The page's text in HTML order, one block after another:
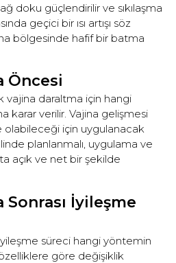
doku güçlendirilir ve sıkılaşma
geçici bir ısı artışı söz
bölgesinde hafif bir batma
Öncesi
daraltma için hangi
karar verilir. Vajina gelişmesi
olabileceği için uygulanacak
planlanmalı, uygulama ve
açık ve net bir şekilde
İyileşme
iyileşme süreci hangi yöntemin
göre değişiklik